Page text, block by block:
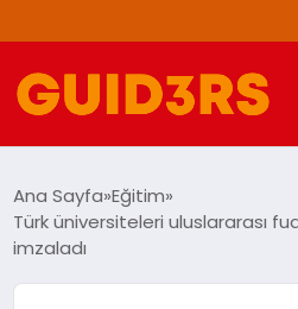
YAŞAM
Ana Sayfa Eğitim
Türk üniversiteleri uluslararası
imzaladı